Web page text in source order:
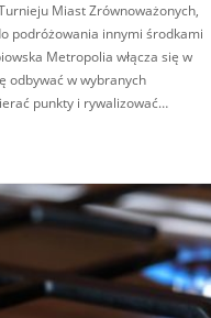
Miast Zrównoważonych,
podróżowania innymi środkami
Metropolia włącza się w
odbywać w wybranych
punkty i rywalizować…